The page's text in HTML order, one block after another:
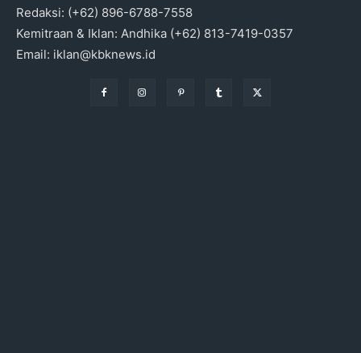
Redaksi: (+62) 896-6788-7558
Kemitraan & Iklan: Andhika (+62) 813-7419-0357
Email: iklan@kbknews.id